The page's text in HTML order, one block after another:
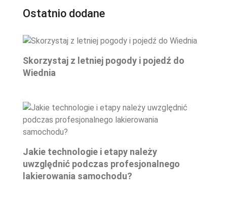
Ostatnio dodane
Skorzystaj z letniej pogody i pojedź do
Wiednia
Jakie technologie i etapy należy
uwzględnić podczas profesjonalnego
lakierowania samochodu?